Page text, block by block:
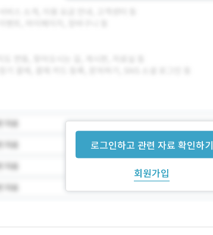
로그인하고 관련 자료 확인하기
회원가입